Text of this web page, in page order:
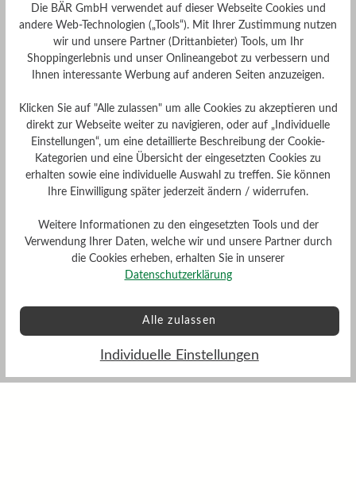
Die BÄR GmbH verwendet auf dieser Webseite Cookies und
andere Web-Technologien („Tools“). Mit Ihrer Zustimmung nutzen
wir und unsere Partner (Drittanbieter) Tools, um Ihr
Shoppingerlebnis und unser Onlineangebot zu verbessern und
Ihnen interessante Werbung auf anderen Seiten anzuzeigen.
Klicken Sie auf "Alle zulassen" um alle Cookies zu akzeptieren und
direkt zur Webseite weiter zu navigieren, oder auf „Individuelle
Einstellungen“, um eine detaillierte Beschreibung der Cookie-
Kategorien und eine Übersicht der eingesetzten Cookies zu
erhalten sowie eine individuelle Auswahl zu treffen. Sie können
Ihre Einwilligung später jederzeit ändern / widerrufen.
Weitere Informationen zu den eingesetzten Tools und der
Verwendung Ihrer Daten, welche wir und unsere Partner durch
die Cookies erheben, erhalten Sie in unserer
Datenschutzerklärung
Alle zulassen
Individuelle Einstellungen